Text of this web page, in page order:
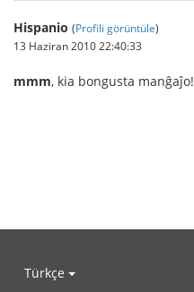
Hispanio (Profili görüntüle)
13 Haziran 2010 22:40:33
mmm, kia bongusta manĝaĵo!
Türkçe